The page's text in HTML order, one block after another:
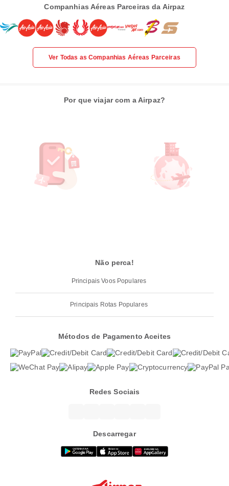
Companhias Aéreas Parceiras da Airpaz
Ver Todas as Companhias Aéreas Parceiras
Por que viajar com a Airpaz?
Não perca!
Principais Voos Populares
Principais Rotas Populares
Métodos de Pagamento Aceites
Redes Sociais
Descarregar